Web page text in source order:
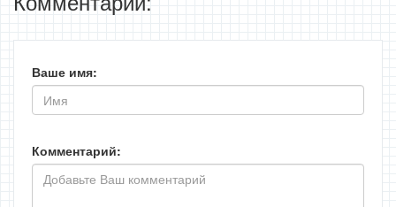
Ваше имя:
Комментарий: